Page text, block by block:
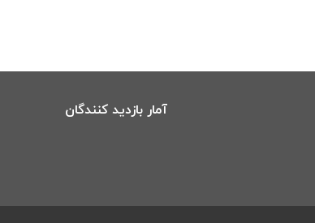
آمار بازدید کنندگان